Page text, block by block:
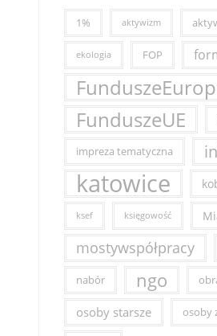
1% aktywizm
ekologia FOP
FunduszeUE
impreza tematyczna
katowice
ksef księgowość
mostywspółpracy
nabór ngo
osoby starsze osoby